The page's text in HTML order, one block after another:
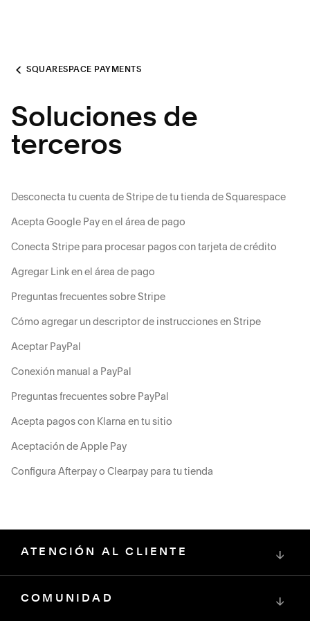
SQUARESPACE PAYMENTS
Soluciones de
terceros
Desconecta tu cuenta de Stripe de tu tienda de Squarespace
Acepta Google Pay en el área de pago
Conecta Stripe para procesar pagos con tarjeta de crédito
Agregar Link en el área de pago
Preguntas frecuentes sobre Stripe
Cómo agregar un descriptor de instrucciones en Stripe
Aceptar PayPal
Conexión manual a PayPal
Preguntas frecuentes sobre PayPal
Acepta pagos con Klarna en tu sitio
Aceptación de Apple Pay
Configura Afterpay o Clearpay para tu tienda
ATENCIÓN AL CLIENTE ↓
COMUNIDAD ↓